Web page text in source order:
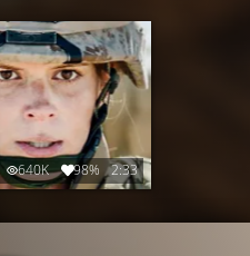
640K 98% 2:33